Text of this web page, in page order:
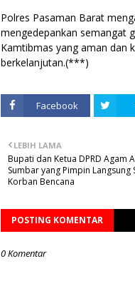
Polres Pasaman Barat
mengedepankan semangat
Kamtibmas yang aman dan
berkelanjutan.(***)
Facebook
LEBIH LAMA
Bupati dan Ketua DPRD Agam
Sumbar yang Pimpin Langsung
Korban Bencana
POSTING KOMENTAR
0 Komentar